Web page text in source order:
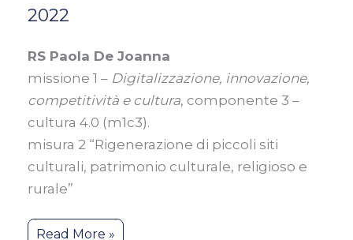
2022
RS Paola De Joanna
missione 1 – Digitalizzazione, innovazione,
competitività e cultura, componente 3 –
cultura 4.0 (m1c3).
misura 2 “Rigenerazione di piccoli siti
culturali, patrimonio culturale, religioso e
rurale”
presentazione
di
proposte
intervento
per
la
rigenerazione
e
Read More »